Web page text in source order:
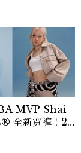
MVP Shai
全新寬褲！20